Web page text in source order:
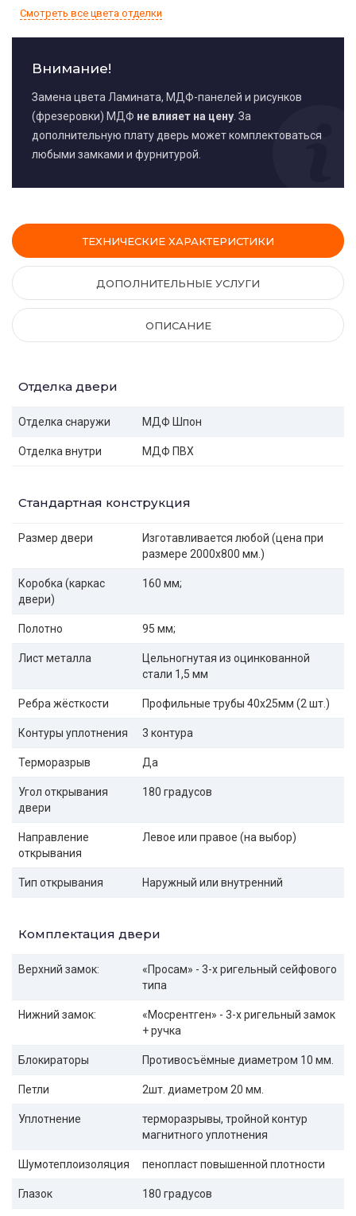
Смотреть все цвета отделки
Внимание!
Замена цвета Ламината, МДФ-панелей и рисунков
(фрезеровки) МДФ не влияет на цену . За
дополнительную плату дверь может комплектоваться
любыми замками и фурнитурой.
ТЕХНИЧЕСКИЕ ХАРАКТЕРИСТИКИ
ДОПОЛНИТЕЛЬНЫЕ УСЛУГИ
ОПИСАНИЕ
Отделка двери
Отделка снаружи МДФ Шпон
Отделка внутри МДФ ПВХ
Стандартная конструкция
Размер двери
Изготавливается любой (цена при
размере 2000x800 мм.)
Коробка (каркас
двери)
160 мм;
Полотно 95 мм;
Лист металла
Цельногнутая из оцинкованной
стали 1,5 мм
Ребра жёсткости Профильные трубы 40х25мм (2 шт.)
Контуры уплотнения 3 контура
Терморазрыв Да
Угол открывания
двери
180 градусов
Направление
открывания
Левое или правое (на выбор)
Тип открывания Наружный или внутренний
Комплектация двери
Верхний замок:
«Просам» - 3-х ригельный сейфового
типа
Нижний замок:
«Мосрентген» - 3-х ригельный замок
+ ручка
Блокираторы Противосъёмные диаметром 10 мм.
Петли 2шт. диаметром 20 мм.
Уплотнение
терморазрывы, тройной контур
магнитного уплотнения
Шумотеплоизоляция пенопласт повышенной плотности
Глазок 180 градусов